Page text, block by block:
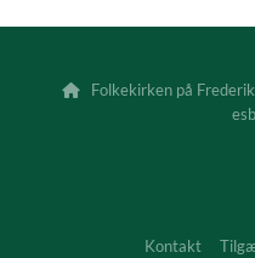
Folkekirken på
Kontakt